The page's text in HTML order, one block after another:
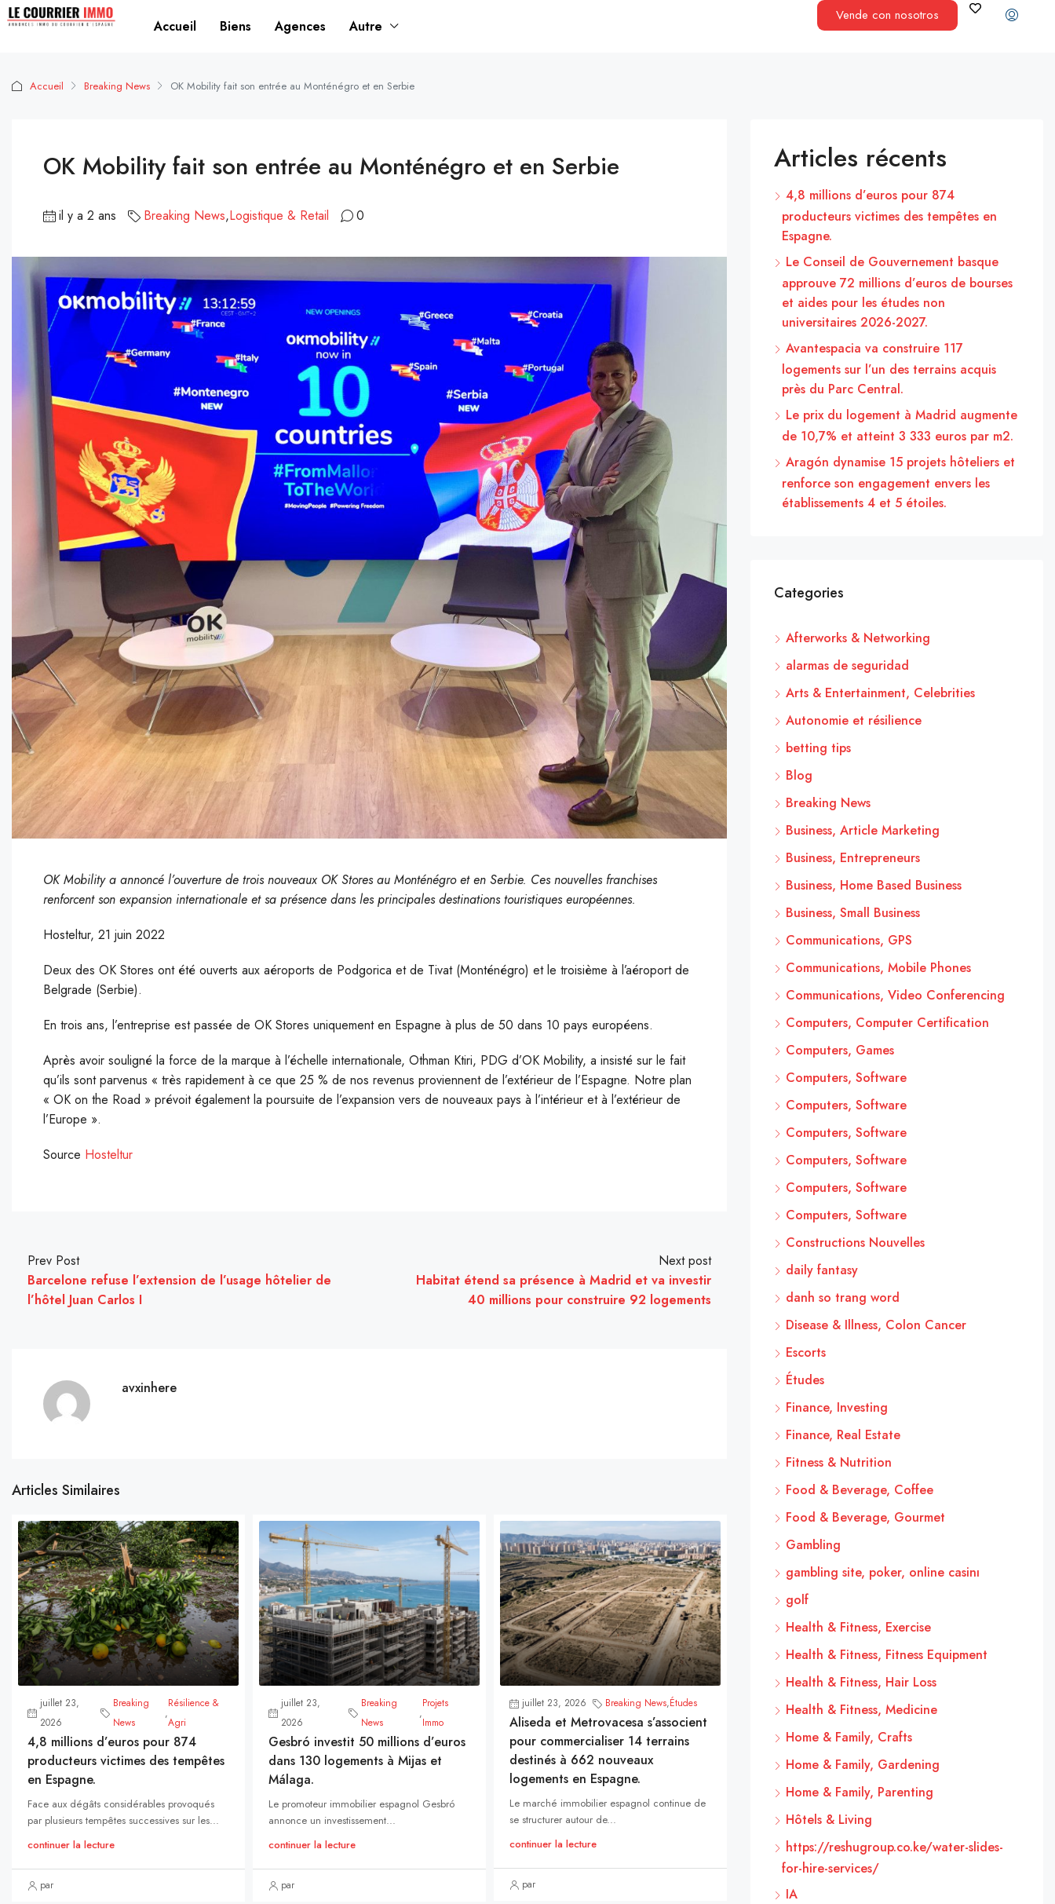
Accueil Biens Agences Autre
Vende con nosotros
Accueil Breaking News OK Mobility fait son entrée au Monténégro et en Serbie
OK Mobility fait son entrée au Monténégro et en Serbie
il y a 2 ans Breaking News,Logistique & Retail 0
OK Mobility a annoncé l’ouverture de trois nouveaux OK Stores au Monténégro et en Serbie. Ces nouvelles franchises
renforcent son expansion internationale et sa présence dans les principales destinations touristiques européennes.
Hosteltur, 21 juin 2022
Deux des OK Stores ont été ouverts aux aéroports de Podgorica et de Tivat (Monténégro) et le troisième à l’aéroport de
Belgrade (Serbie).
En trois ans, l’entreprise est passée de OK Stores uniquement en Espagne à plus de 50 dans 10 pays européens.
Après avoir souligné la force de la marque à l’échelle internationale, Othman Ktiri, PDG d’OK Mobility, a insisté sur le fait
qu’ils sont parvenus « très rapidement à ce que 25 % de nos revenus proviennent de l’extérieur de l’Espagne. Notre plan
« OK on the Road » prévoit également la poursuite de l’expansion vers de nouveaux pays à l’intérieur et à l’extérieur de
l’Europe ».
Source Hosteltur
Prev Post
Barcelone refuse l’extension de l’usage hôtelier de
l’hôtel Juan Carlos I
Next post
Habitat étend sa présence à Madrid et va investir
40 millions pour construire 92 logements
avxinhere
Articles Similaires
juillet 23,
2026
Breaking
News
,
Résilience &
Agri
4,8 millions d’euros pour 874
producteurs victimes des tempêtes
en Espagne.
Face aux dégâts considérables provoqués
par plusieurs tempêtes successives sur les...
continuer la lecture
par
juillet 23,
2026
Breaking
News
,
Projets
Immo
Gesbró investit 50 millions d’euros
dans 130 logements à Mijas et
Málaga.
Le promoteur immobilier espagnol Gesbró
annonce un investissement...
continuer la lecture
par
juillet 23, 2026 Breaking News,Études
Aliseda et Metrovacesa s’associent
pour commercialiser 14 terrains
destinés à 662 nouveaux
logements en Espagne.
Le marché immobilier espagnol continue de
se structurer autour de...
continuer la lecture
par
Articles récents
4,8 millions d’euros pour 874
producteurs victimes des tempêtes en
Espagne.
Le Conseil de Gouvernement basque
approuve 72 millions d’euros de bourses
et aides pour les études non
universitaires 2026-2027.
Avantespacia va construire 117
logements sur l’un des terrains acquis
près du Parc Central.
Le prix du logement à Madrid augmente
de 10,7% et atteint 3 333 euros par m2.
Aragón dynamise 15 projets hôteliers et
renforce son engagement envers les
établissements 4 et 5 étoiles.
Categories
Afterworks & Networking
alarmas de seguridad
Arts & Entertainment, Celebrities
Autonomie et résilience
betting tips
Blog
Breaking News
Business, Article Marketing
Business, Entrepreneurs
Business, Home Based Business
Business, Small Business
Communications, GPS
Communications, Mobile Phones
Communications, Video Conferencing
Computers, Computer Certification
Computers, Games
Computers, Software
Computers, Software
Computers, Software
Computers, Software
Computers, Software
Computers, Software
Constructions Nouvelles
daily fantasy
danh so trang word
Disease & Illness, Colon Cancer
Escorts
Études
Finance, Investing
Finance, Real Estate
Fitness & Nutrition
Food & Beverage, Coffee
Food & Beverage, Gourmet
Gambling
gambling site, poker, online casinı
golf
Health & Fitness, Exercise
Health & Fitness, Fitness Equipment
Health & Fitness, Hair Loss
Health & Fitness, Medicine
Home & Family, Crafts
Home & Family, Gardening
Home & Family, Parenting
Hôtels & Living
https://reshugroup.co.ke/water-slides-
for-hire-services/
IA